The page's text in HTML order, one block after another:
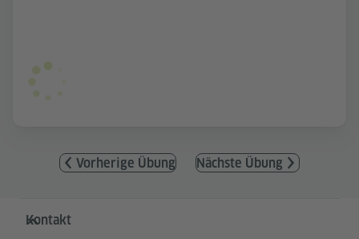
Vorherige Übung Nächste Übung
Service- und Informationsbereich
Kontakt